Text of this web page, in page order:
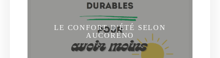
LE CONFORT D'ÉTÉ SELON
AUCORÉNO